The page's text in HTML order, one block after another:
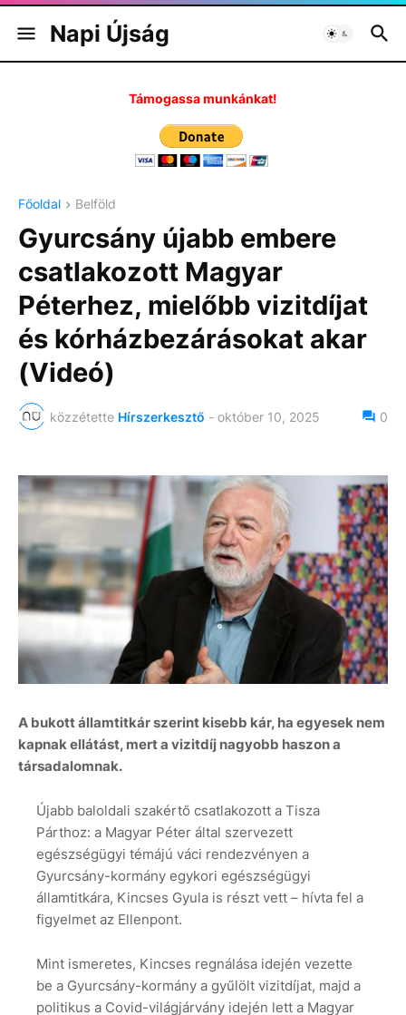
Napi Újság
Támogassa munkánkat!
Főoldal Belföld
Gyurcsány újabb embere
csatlakozott Magyar
Péterhez, mielőbb vizitdíjat
és kórházbezárásokat akar
(Videó)
közzétette Hírszerkesztő - október 10, 2025 0
A bukott államtitkár szerint kisebb kár, ha egyesek nem
kapnak ellátást, mert a vizitdíj nagyobb haszon a
társadalomnak.
Újabb baloldali szakértő csatlakozott a Tisza
Párthoz: a Magyar Péter által szervezett
egészségügyi témájú váci rendezvényen a
Gyurcsány-kormány egykori egészségügyi
államtitkára, Kincses Gyula is részt vett – hívta fel a
figyelmet az Ellenpont.
Mint ismeretes, Kincses regnálása idején vezette
be a Gyurcsány-kormány a gyűlölt vizitdíjat, majd a
politikus a Covid-világjárvány idején lett a Magyar